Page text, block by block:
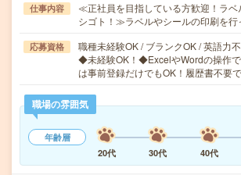
仕事内容
≪正社員を目指している方歓迎！ラベ
シゴト！≫ラベルやシールの印刷を
応募資格
職種未経験OK / ブランクOK / 英語力
◆未経験OK！◆ExcelやWordの操作
は事前登録だけでもOK！履歴書不要
職場の雰囲気
年齢層
20代
30代 40代